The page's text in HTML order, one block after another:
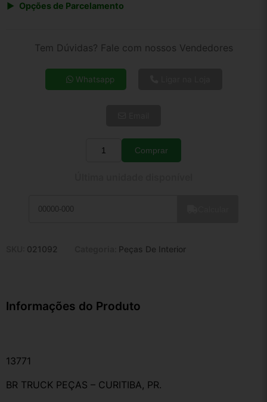
Opções de Parcelamento
4x de R$ 35,48
5x de R$ 28,75
Tem Dúvidas? Fale com nossos Vendedores
Whatsapp
Quantidade
Comprar
021092 Peças De Interior
Informações do Produto
13771
BR TRUCK PEÇAS – CURITIBA, PR.